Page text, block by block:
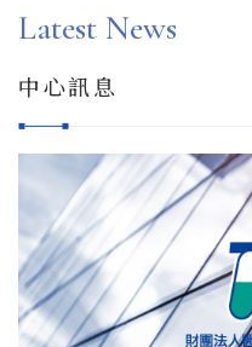
Latest News
中心訊息